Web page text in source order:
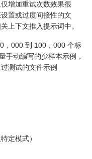
增加重试次数效果很
置或过度间接性的文
上下文推入提示词中。
，000 到 100，000 个标
手动编写的少样本示例，
测试的文件示例
定模式）